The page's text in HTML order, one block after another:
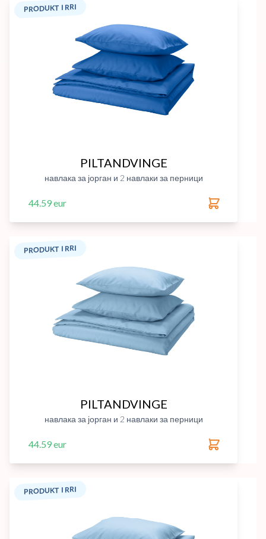
PRODUKT I RRI
PILTANDVINGE
навлака за јорган и 2 навлаки за перници
44.59 eur
PRODUKT I RRI
PILTANDVINGE
навлака за јорган и 2 навлаки за перници
44.59 eur
PRODUKT I RRI